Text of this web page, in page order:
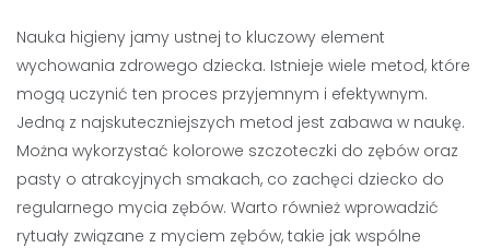
Nauka higieny jamy ustnej to kluczowy element
wychowania zdrowego dziecka. Istnieje wiele metod, które
mogą uczynić ten proces przyjemnym i efektywnym.
Jedną z najskuteczniejszych metod jest zabawa w naukę.
Można wykorzystać kolorowe szczoteczki do zębów oraz
pasty o atrakcyjnych smakach, co zachęci dziecko do
regularnego mycia zębów. Warto również wprowadzić
rytuały związane z myciem zębów, takie jak wspólne